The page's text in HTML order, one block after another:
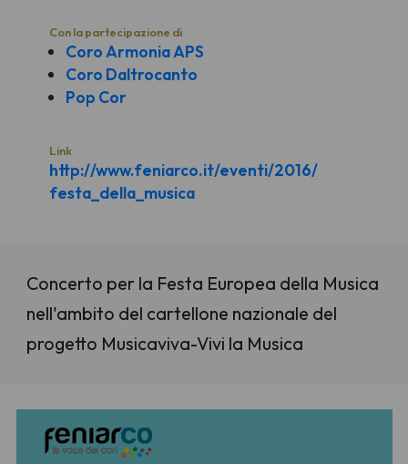
Con la partecipazione di
Coro Armonia APS
Coro Daltrocanto
Pop Cor
Link
http://www.feniarco.it/eventi/2016/
festa_della_musica
Concerto per la Festa Europea della Musica
nell'ambito del cartellone nazionale del
progetto Musicaviva-Vivi la Musica